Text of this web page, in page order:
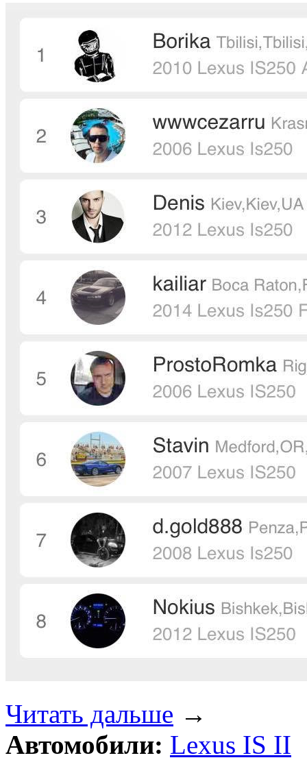
Читать дальше →
Автомобили: Lexus IS II